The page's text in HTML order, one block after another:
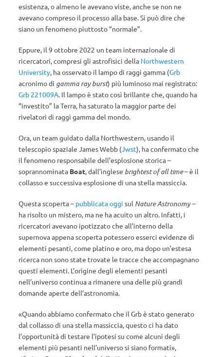
esistenza, o almeno le avevano viste, anche se non ne
avevano compreso il processo alla base. Si può dire che
siano un fenomeno piuttosto “normale”.
Eppure, il 9 ottobre 2022 un team internazionale di
ricercatori, compresi gli astrofisici della Northwestern
University, ha osservato il lampo di raggi gamma (Grb
acronimo di gamma ray burst) più luminoso mai registrato:
Grb 221009A. Il lampo è stato così brillante che, quando ha
“investito” la Terra, ha saturato la maggior parte dei
rivelatori di raggi gamma del mondo.
Ora, un team guidato dalla Northwestern, usando il
telescopio spaziale James Webb (Jwst), ha confermato che
il fenomeno responsabile dell’esplosione storica –
soprannominata Boat, dall’inglese brightest of all time– è il
collasso e successiva esplosione di una stella massiccia.
Questa scoperta – pubblicata oggi sul Nature Astronomy –
ha risolto un mistero, ma ne ha acuito un altro. Infatti, i
ricercatori avevano ipotizzato che all’interno della
supernova appena scoperta potessero esserci evidenze di
elementi pesanti, come platino e oro, ma dopo un’estesa
ricerca non sono state trovate le tracce che accompagnano
questi elementi. L’origine degli elementi pesanti
nell’universo continua a rimanere una delle più grandi
domande aperte dell’astronomia.
«Quando abbiamo confermato che il Grb è stato generato
dal collasso di una stella massiccia, questo ci ha dato
l’opportunità di testare l’ipotesi su come alcuni degli
elementi più pesanti nell’universo si siano formati»,